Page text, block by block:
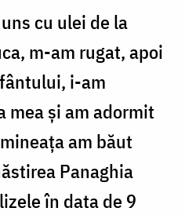
cu ulei de la
m-am rugat, apoi
i-am
şi am adormit
am băut
Panaghia
în data de 9